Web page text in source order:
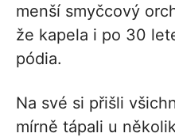
menší smyčcový
že kapela i po 30
pódia.
Na své si přišli
mírně tápali u